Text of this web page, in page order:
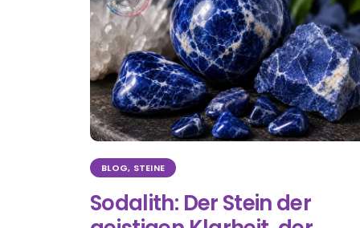
BLOG, STEINE
Sodalith: Der Stein der